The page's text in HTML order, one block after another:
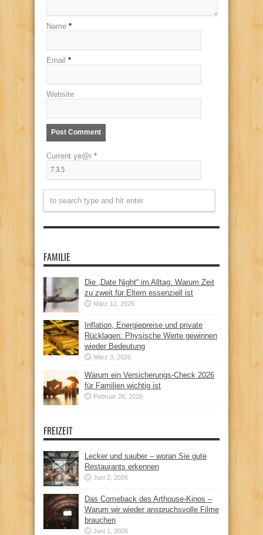
Name *
Email *
Website
Current ye@r *
FAMILIE
Die „Date Night“ im Alltag: Warum Zeit
zu zweit für Eltern essenziell ist
März 12, 2026
Inflation, Energiepreise und private
Rücklagen: Physische Werte gewinnen
wieder Bedeutung
März 3, 2026
Warum ein Versicherungs-Check 2026
für Familien wichtig ist
Februar 26, 2026
FREIZEIT
Lecker und sauber – woran Sie gute
Restaurants erkennen
Juni 2, 2026
Das Comeback des Arthouse-Kinos –
Warum wir wieder anspruchsvolle Filme
brauchen
Juni 1, 2026